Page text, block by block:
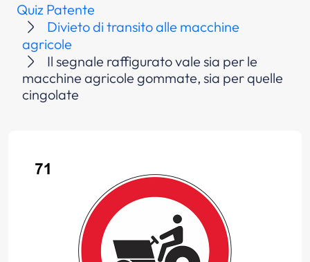
Quiz Patente
Divieto di transito alle macchine
agricole
Il segnale raffigurato vale sia per le
macchine agricole gommate, sia per quelle
cingolate